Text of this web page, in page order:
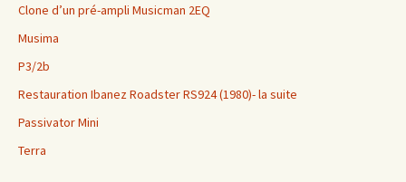
Clone d’un pré-ampli Musicman 2EQ
Musima
P3/2b
Restauration Ibanez Roadster RS924 (1980)- la suite
Passivator Mini
Terra